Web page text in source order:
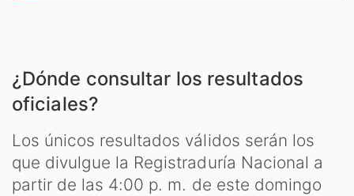
¿Dónde consultar los resultados
oficiales?
Los únicos resultados válidos serán los
que divulgue la Registraduría Nacional a
partir de las 4:00 p. m. de este domingo